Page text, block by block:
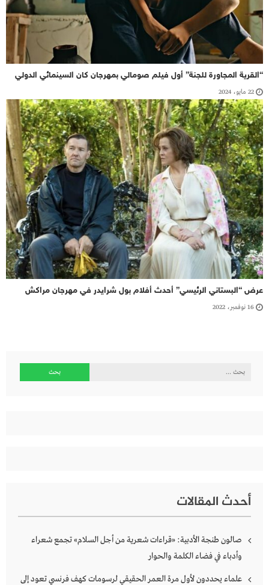
“القرية المجاورة للجنة” أول فيلم صومالي بمهرجان كان السينمائي الدولي
22 مايو، 2024
عرض “البستاني الرئيسي” أحدث أفلام بول شرايدر في مهرجان مراكش
16 نوفمبر، 2022
البحث
أحدث المقالات
صالون طنجة الأدبية: «قراءات شعرية من أجل السلام» تجمع شعراء
وأدباء في فضاء الكلمة والحوار
علماء يحددون لأول مرة العمر الحقيقي لرسومات كهف فرنسي تعود إلى